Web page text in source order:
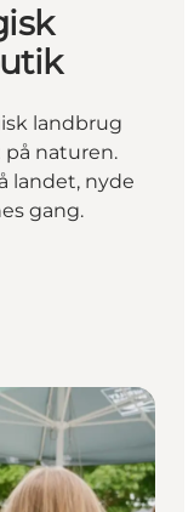
landbrug
naturen.
landet, nyde
gang.
landbrug og
landbrug og gårdbutik